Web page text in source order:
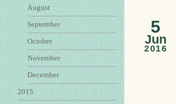
August
September
October
November
December
2015
5
Jun
2016